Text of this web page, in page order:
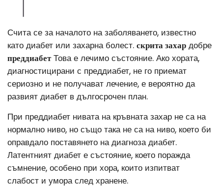
Счита се за началото на заболяването, известно
като диабет или захарна болест. скрита захар добре
преддиабетТова е лечимо състояние. Ако хората,
диагностицирани с преддиабет, не го приемат
сериозно и не получават лечение, е вероятно да
развият диабет в дългосрочен план.
При преддиабет нивата на кръвната захар не са на
нормално ниво, но също така не са на ниво, което би
оправдало поставянето на диагноза диабет.
Латентният диабет е състояние, което поражда
съмнение, особено при хора, които изпитват
слабост и умора след хранене.